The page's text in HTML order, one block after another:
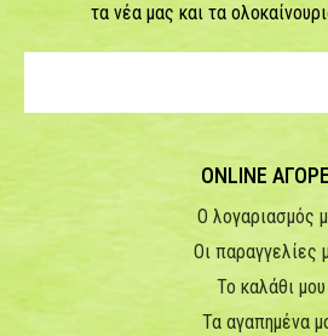
τα νέα μας και τα
ONLINE
Ο λογαριασμός
Οι παραγγελίες
Το καλάθι μου
Τα αγαπημένα